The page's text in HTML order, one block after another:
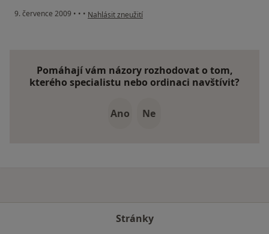
9. července 2009 • • • podle názoru uživatele Pacient
Nahlásit zneužití
Pomáhají vám názory rozhodovat o tom,
kterého specialistu nebo ordinaci navštívit?
Ano Ne
Stránky